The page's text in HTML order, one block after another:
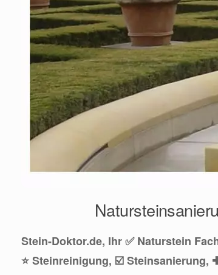
Stein-Doktor.de, Ihr ✅ Naturstein
⭐ Steinreinigung, ☑️ Steinsanierung,